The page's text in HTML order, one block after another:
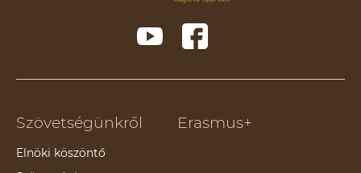
Szövetségünkről
Elnöki köszöntő
Erasmus+